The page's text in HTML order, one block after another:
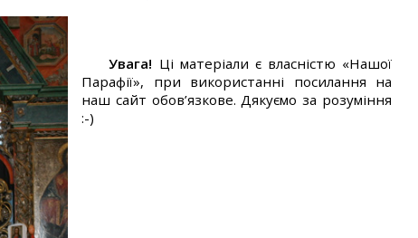
Увага! Ці матеріали є власністю «Нашої
Парафії», при використанні посилання на
наш сайт обов’язкове. Дякуємо за розуміння
:-)